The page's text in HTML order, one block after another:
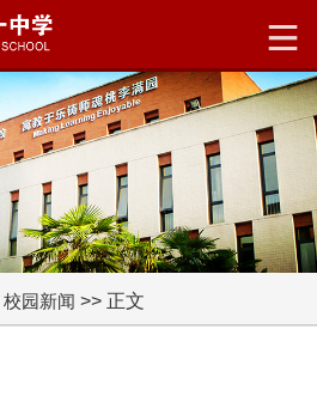
校园新闻 >> 正文